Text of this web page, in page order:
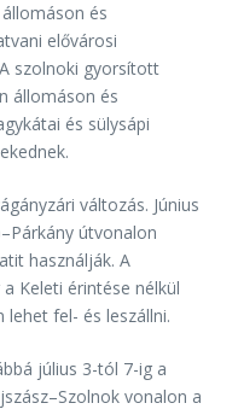
és
elővárosi
szolnoki gyorsított
állomáson és
és sülysápi
változás. Június
útvonalon
használják. A
Keleti érintése nélkül
fel- és leszállni.
július 3-tól 7-ig a
vonalon a